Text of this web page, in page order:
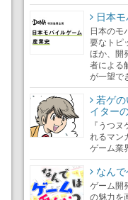
日本
日本のモ
要なトピ
ほか、開
者による
が一望で
若ゲ
イター
『うつ
れるマン
ゲーム業
なん
ゲーム開
の魅力を